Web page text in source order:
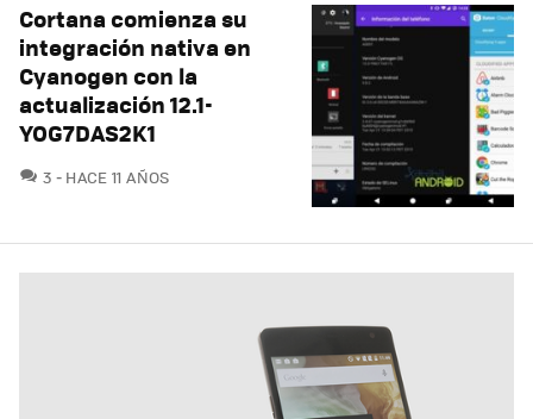
Cortana comienza su
integración nativa en
Cyanogen con la
actualización 12.1-
YOG7DAS2K1
3 COMENTARIOS
HACE 11 AÑOS